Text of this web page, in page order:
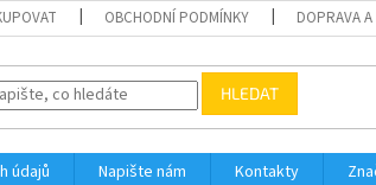
OBCHODNÍ PODMÍNKY DOPRAVA
HLEDAT
údajů Napište nám Kontakty